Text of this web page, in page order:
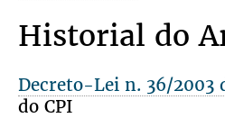
Historial do
Decreto-Lei n. 36/2003
do CPI